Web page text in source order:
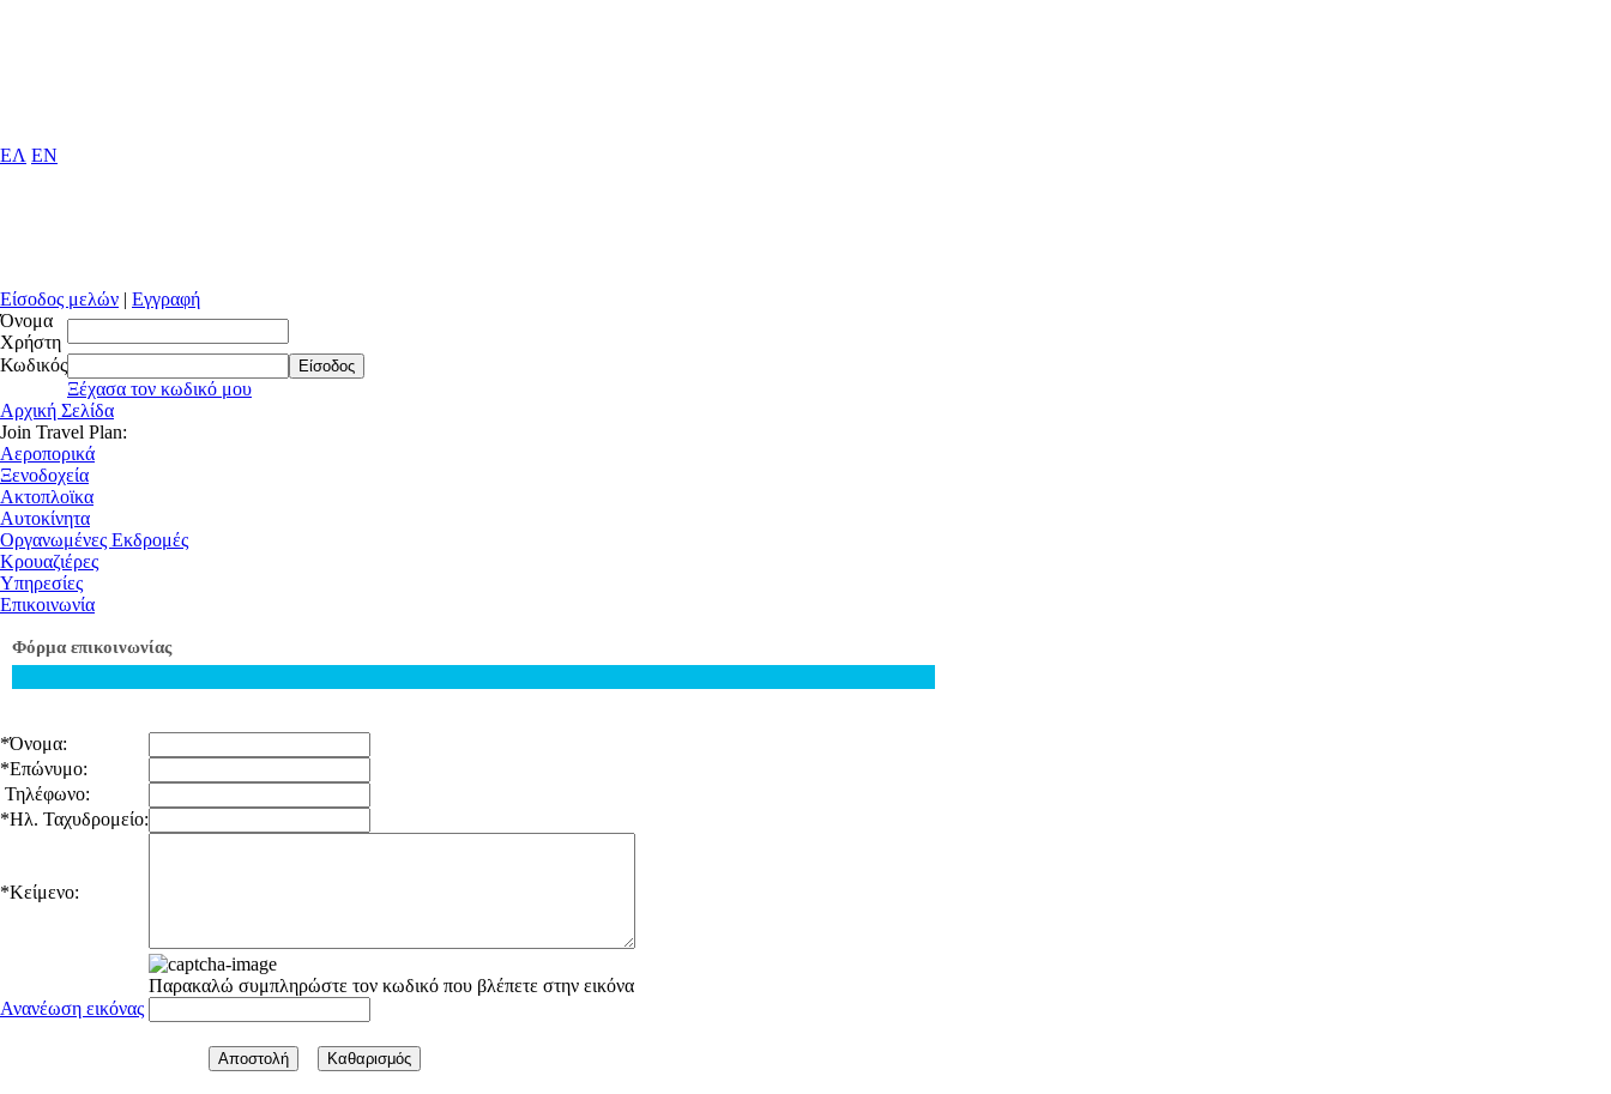
ΕΛ EN
Είσοδος μελών | Εγγραφή
Όνομα
Χρήστη
Κωδικός
Είσοδος
Ξέχασα τον κωδικό μου
Αρχική Σελίδα
Join Travel Plan:
Αεροπορικά
Ξενοδοχεία
Ακτοπλοϊκα
Αυτοκίνητα
Οργανωμένες Εκδρομές
Κρουαζιέρες
Υπηρεσίες
Επικοινωνία
Φόρμα επικοινωνίας
*Όνομα:
*Επώνυμο:
Τηλέφωνο:
*Ηλ. Ταχυδρομείο:
*Κείμενο:
Παρακαλώ συμπληρώστε τον κωδικό που βλέπετε στην εικόνα
Ανανέωση εικόνας
Αποστολή Καθαρισμός